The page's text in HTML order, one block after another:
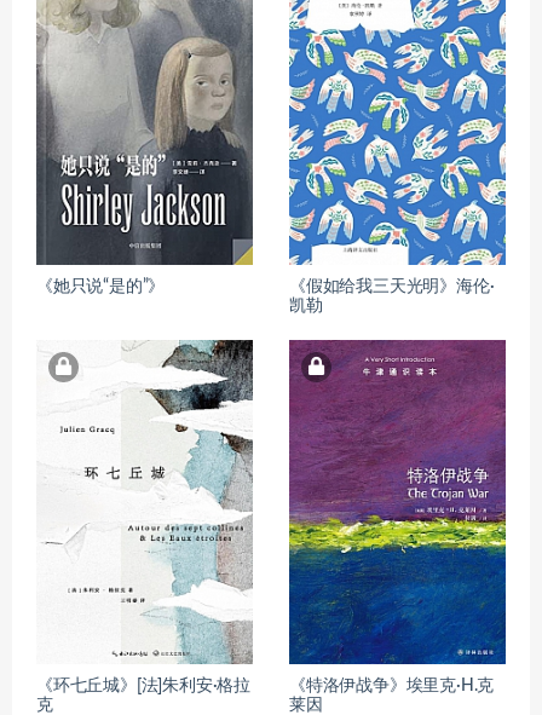
《她只说“是的”》
《假如给我三天光明》海伦·
凯勒
《环七丘城》[法]朱利安·格拉
克
《特洛伊战争》埃里克·H.克
莱因